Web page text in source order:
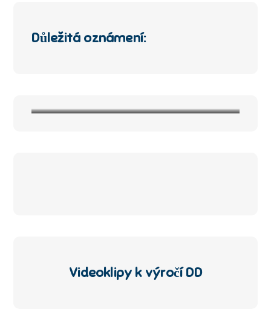
Důležitá oznámení:
Upozornění pro návštěvníky
Videoklipy k výročí DD